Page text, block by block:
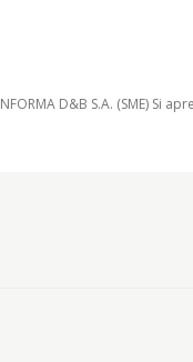
D&B S.A. (SME)